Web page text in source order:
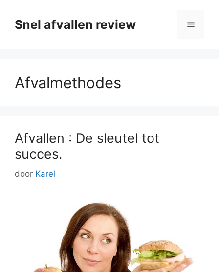
naarSnel afvallen review Menu
Afvalmethodes
Afvallen : De sleutel tot
succes.
door Karel